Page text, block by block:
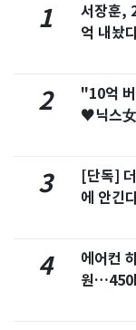
1
서장훈,
억 내놨
2
"10억
♥닉스
3
[단독]
에 안긴
4
에어컨
원